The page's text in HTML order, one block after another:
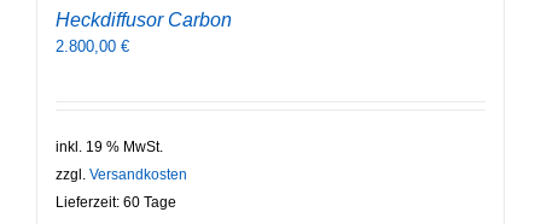
Heckdiffusor Carbon
2.800,00 €
inkl. 19 % MwSt.
zzgl. Versandkosten
Lieferzeit: 60 Tage